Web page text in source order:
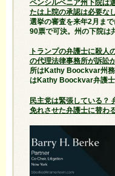
ペンシルベニア州下院は
たは上院の承認は必要な
選挙の審査を来年2月ま
90票で可決。州の下院は
トランプの弁護士に殺人
の代理法律事務所が訴訟
所はKathy Boockvar州務
はKathy Boockvar弁護士
民主党は緊張している？
免れさせた弁護士に替わ